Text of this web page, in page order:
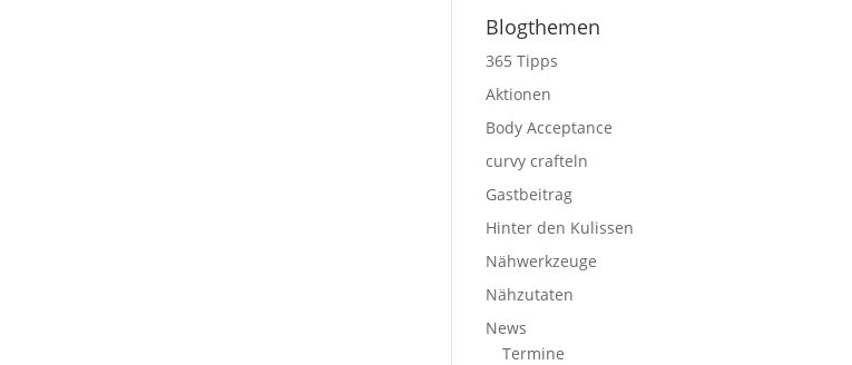
Blogthemen
365 Tipps
Aktionen
Body Acceptance
curvy crafteln
Gastbeitrag
Hinter den Kulissen
Nähwerkzeuge
Nähzutaten
News
Termine